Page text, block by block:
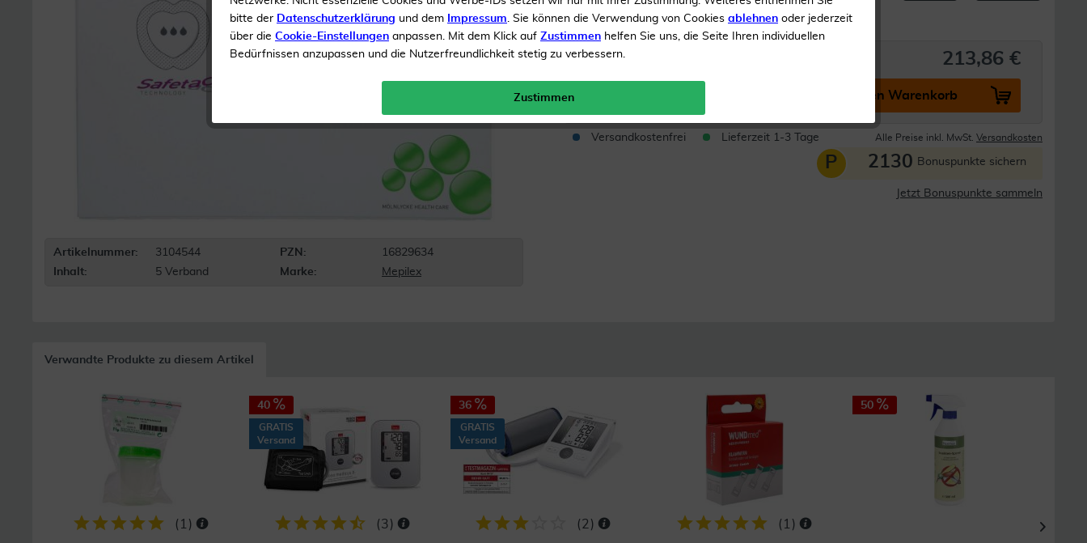
Medizinprodukte
Artikelnummer: 3104544 PZN:
16829634
Inhalt:
5 Verband Marke: Mepilex
Inhalt 5 Verband 213,86 €
In den Warenkorb
Versandkostenfrei Lieferzeit 1-3 Tage Alle Preise inkl. MwSt. Versandkosten
P 2130 Bonuspunkte sichern
Jetzt Bonuspunkte sammeln
Verwandte Produkte zu diesem Artikel
( 1 )
40
GRATIS
Versand
(3)
36
GRATIS
Versand
(2 ) ( 1 )
50
bitte der Datenschutzerklärung und dem Impressum. Sie können die Verwendung von Cookies ablehnen oder jederzeit
über die Cookie-Einstellungen anpassen. Mit dem Klick auf Zustimmen helfen Sie uns, die Seite Ihren individuellen
Bedürfnissen anzupassen und die Nutzerfreundlichkeit stetig zu verbessern.
Zustimmen